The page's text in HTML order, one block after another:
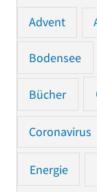
Advent
Bodensee
Bücher
Coronavirus
Energie